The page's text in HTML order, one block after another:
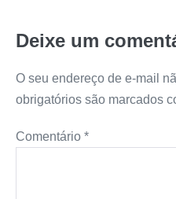
Deixe um
O seu endereço de e-mail
obrigatórios são marcados
Comentário *